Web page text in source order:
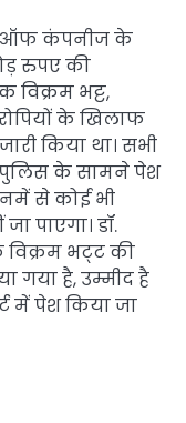
ऑफ कंपनीज के
रुपए की
विक्रम भट्ट,
के खिलाफ
किया था। सभी
पुलिस के सामने पेश
से कोई भी
पाएगा। डॉ.
विक्रम भट्‌ट की
गया है, उम्मीद है
में पेश किया जा